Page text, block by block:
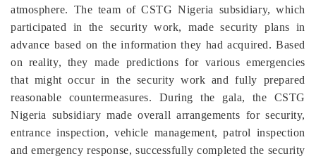
atmosphere. The team of CSTGNigeria subsidiary, which
participated in the security work, made security plans in
advance based on the information they had acquired. Based
on reality, they made predictions for various emergencies
that might occur in the security work and fully prepared
reasonable countermeasures. During the gala, the CSTG
Nigeria subsidiary made overall arrangements for security,
entrance inspection, vehicle management, patrol inspection
and emergency response, successfully completed the security